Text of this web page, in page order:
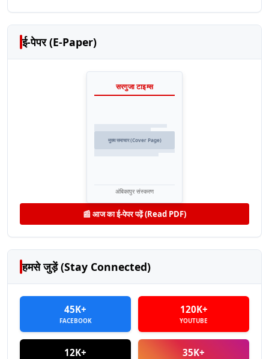
ई-पेपर (E-Paper)
सरगुजा टाइम्स
मुख्य समाचार (Cover Page)
अंबिकापुर संस्करण
📰 आज का ई-पेपर पढ़ें (Read PDF)
हमसे जुड़ें (Stay Connected)
45K+
FACEBOOK
120K+
YOUTUBE
12K+ 35K+